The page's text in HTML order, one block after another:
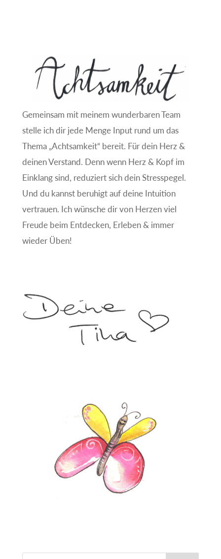
Gemeinsam mit meinem wunderbaren Team
stelle ich dir jede Menge Input rund um das
Thema „Achtsamkeit“ bereit. Für dein Herz &
deinen Verstand. Denn wenn Herz & Kopf im
Einklang sind, reduziert sich dein Stresspegel.
Und du kannst beruhigt auf deine Intuition
vertrauen. Ich wünsche dir von Herzen viel
Freude beim Entdecken, Erleben & immer
wieder Üben!